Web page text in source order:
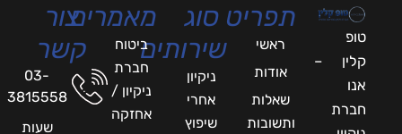
טופ
קלין –
אנו
חברת
תפריט
ראשי
אודות
שאלות
ותשובות
סוג
שירותים
ניקיון
אחרי
שיפוץ
מאמרים
ביטוח
חברת
ניקיון /
אחזקה
צור
קשר
03-
3815558
שעות